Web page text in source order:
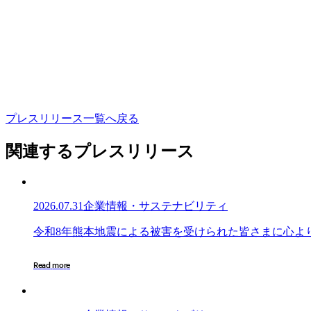
プレ ス リ リ ース一覧へ戻る
関連するプレスリリース
2026.07.31企業情報・サステナビリティ
令
8
年
令和8年熊本地震によ る被害を受けられた皆さ ま に心よ
Read more